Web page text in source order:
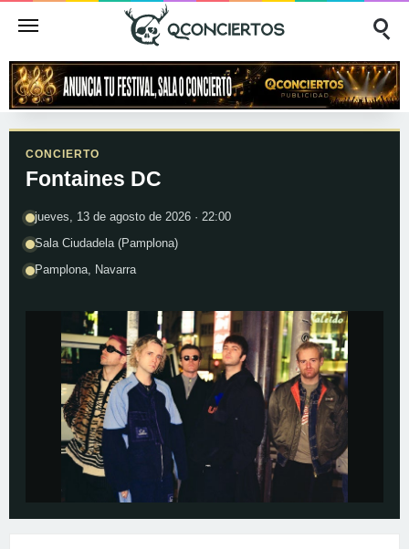
CONCIERTO
Fontaines DC
jueves, 13 de agosto de 2026 · 22:00
Sala Ciudadela (Pamplona)
Pamplona, Navarra